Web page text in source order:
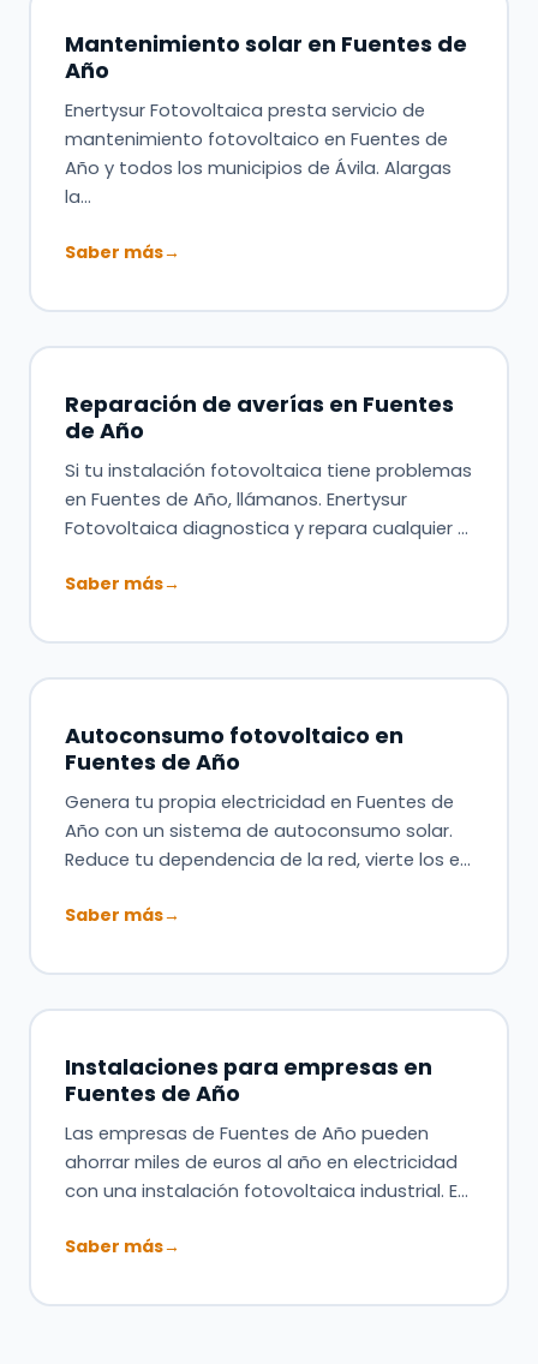
Mantenimiento solar en Fuentes de
Año
Enertysur Fotovoltaica presta servicio de
mantenimiento fotovoltaico en Fuentes de
Año y todos los municipios de Ávila. Alargas
la…
Saber más→
Reparación de averías en Fuentes
de Año
Si tu instalación fotovoltaica tiene problemas
en Fuentes de Año, llámanos. Enertysur
Fotovoltaica diagnostica y repara cualquier …
Saber más→
Autoconsumo fotovoltaico en
Fuentes de Año
Genera tu propia electricidad en Fuentes de
Año con un sistema de autoconsumo solar.
Reduce tu dependencia de la red, vierte los e…
Saber más→
Instalaciones para empresas en
Fuentes de Año
Las empresas de Fuentes de Año pueden
ahorrar miles de euros al año en electricidad
con una instalación fotovoltaica industrial. E…
Saber más→